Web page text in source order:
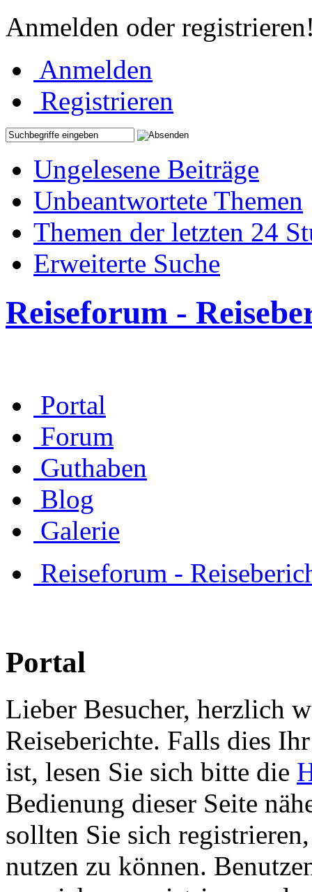
Anmelden oder
Anmelden
Registrieren
Ungelesene Beiträge
Unbeantwortete Themen
Themen der letzten 24
Erweiterte Suche
Reiseforum -
Portal
Forum
Guthaben
Blog
Galerie
Reiseforum -
Portal
Lieber Besucher, herzlich
Reiseberichte. Falls dies
ist, lesen Sie sich bitte die
Bedienung dieser Seite
sollten Sie sich
nutzen zu können.